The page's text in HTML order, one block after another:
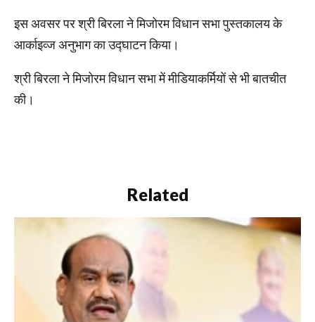
इस अवसर पर श्री बिरला ने मिजोरम विधान सभा पुस्तकालय के
आर्काइव्ज अनुभाग का उद्घाटन किया।
श्री बिरला ने मिजोरम विधान सभा में मीडियाकर्मियों से भी बातचीत
की।
Related